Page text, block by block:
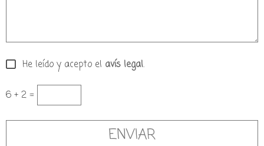
He leído y acepto el avís legal.
6 + 2 =